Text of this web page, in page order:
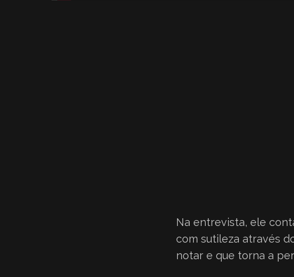
Na entrevista, ele
com sutileza através
notar e que torna a